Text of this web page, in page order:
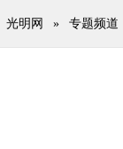
光明网 » 专题频道